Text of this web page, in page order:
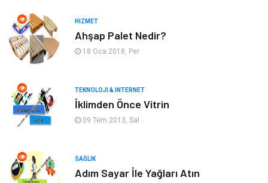
Gayrimenkul
Anne & Çocuk
Bilgisayar & Yazılım Keyif & Hobi
Tatil
Ev İşleri Organizasyon
HIZMET
Ahşap Palet Nedir?
18 Oca 2018, Per
TEKNOLOJI & İNTERNET
İklimden Önce Vitrin
09 Tem 2013, Sal
SAĞLIK
Adım Sayar İle Yağları Atın